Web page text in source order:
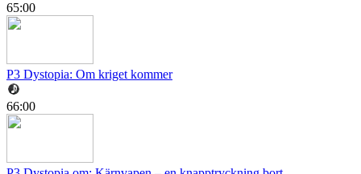
65:00
P3 Dystopia: Om kriget kommer
66:00